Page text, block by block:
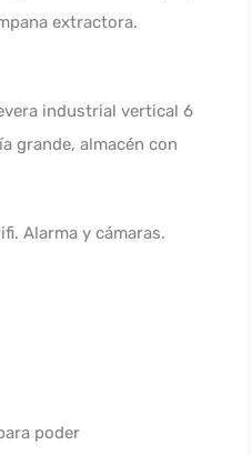
extractora.
industrial vertical 6
grande, almacén con
Alarma y cámaras.
poder